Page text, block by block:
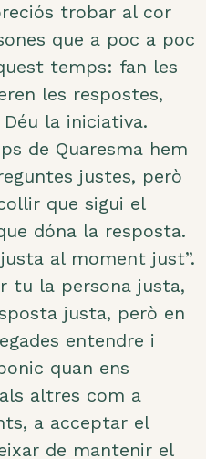
trobar al cor
que a poc a poc
temps: fan les
les respostes,
la iniciativa.
de Quaresma hem
justes, però
que sigui el
dóna la resposta.
al moment just”.
tu la persona justa,
justa, però en
entendre i
quan ens
altres com a
a acceptar el
de mantenir el